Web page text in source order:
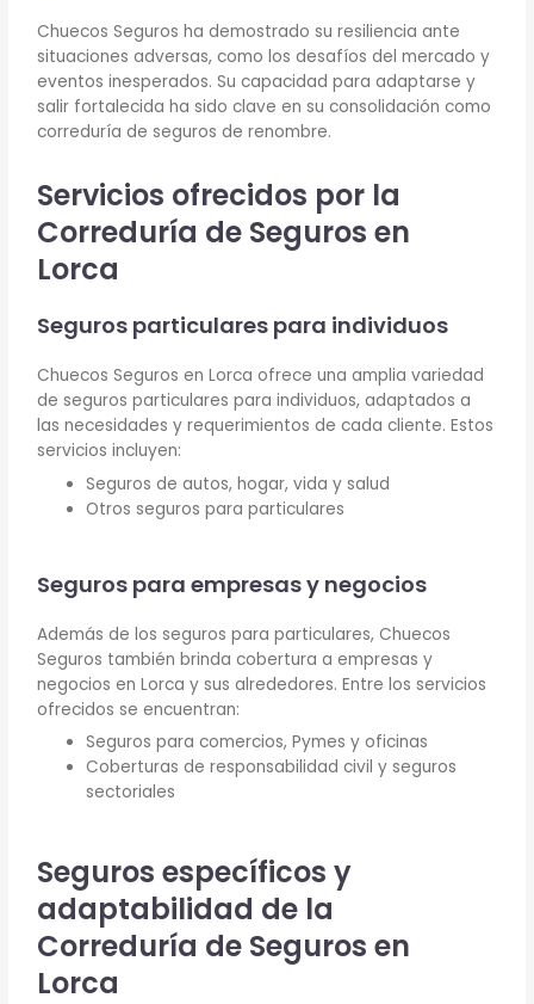
Chuecos Seguros ha demostrado su resiliencia ante
situaciones adversas, como los desafíos del mercado y
eventos inesperados. Su capacidad para adaptarse y
salir fortalecida ha sido clave en su consolidación como
correduría de seguros de renombre.
Servicios ofrecidos por la
Correduría de Seguros en
Lorca
Seguros particulares para individuos
Chuecos Seguros en Lorca ofrece una amplia variedad
de seguros particulares para individuos, adaptados a
las necesidades y requerimientos de cada cliente. Estos
servicios incluyen:
Seguros de autos, hogar, vida y salud
Otros seguros para particulares
Seguros para empresas y negocios
Además de los seguros para particulares, Chuecos
Seguros también brinda cobertura a empresas y
negocios en Lorca y sus alrededores. Entre los servicios
ofrecidos se encuentran:
Seguros para comercios, Pymes y oficinas
Coberturas de responsabilidad civil y seguros
sectoriales
Seguros específicos y
adaptabilidad de la
Correduría de Seguros en
Lorca